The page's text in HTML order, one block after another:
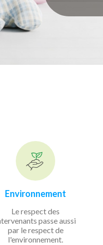
Environnement
Le respect des
passe aussi
par le respect de
l'environnement.